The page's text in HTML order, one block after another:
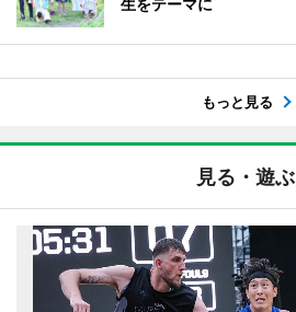
生をテーマに
もっと見る
見る・遊ぶ